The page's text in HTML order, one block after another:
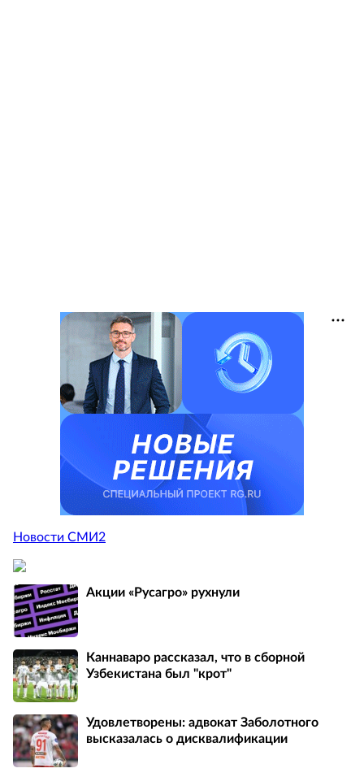
Новости СМИ2
Акции «Русагро» рухнули
Каннаваро рассказал, что в сборной
Узбекистана был "крот"
Удовлетворены: адвокат Заболотного
высказалась о дисквалификации